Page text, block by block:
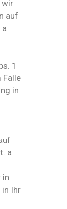
wir
auf
a
1
Falle
in
a
in
Ihr